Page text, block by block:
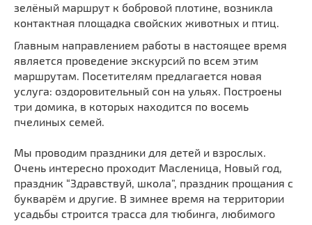
зелёный маршрут к бобровой плотине, возникла
контактная площадка свойских животных и птиц.
Главным направлением работы в настоящее время
является проведение экскурсий по всем этим
маршрутам. Посетителям предлагается новая
услуга: оздоровительный сон на ульях. Построены
три домика, в которых находится по восемь
пчелиных семей.
Мы проводим праздники для детей и взрослых.
Очень интересно проходит Масленица, Новый год,
праздник “Здравствуй, школа”, праздник прощания с
букварём и другие. В зимнее время на территории
усадьбы строится трасса для тюбинга, любимого